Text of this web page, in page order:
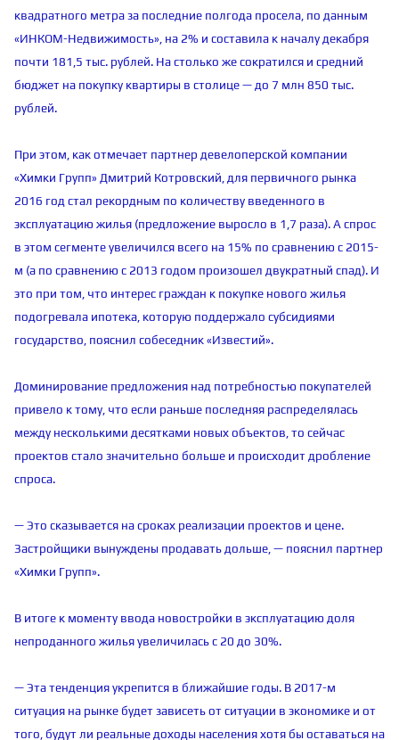
квадратного метра за последние полгода просела, по данным
«ИНКОМ-Недвижимость», на 2% и составила к началу декабря
почти 181,5 тыс. рублей. На столько же сократился и средний
бюджет на покупку квартиры в столице — до 7 млн 850 тыс.
рублей.
При этом, как отмечает партнер девелоперской компании
«Химки Групп» Дмитрий Котровский, для первичного рынка
2016 год стал рекордным по количеству введенного в
эксплуатацию жилья (предложение выросло в 1,7 раза). А спрос
в этом сегменте увеличился всего на 15% по сравнению с 2015-
м (а по сравнению с 2013 годом произошел двукратный спад). И
это при том, что интерес граждан к покупке нового жилья
подогревала ипотека, которую поддержало субсидиями
государство, пояснил собеседник «Известий».
Доминирование предложения над потребностью покупателей
привело к тому, что если раньше последняя распределялась
между несколькими десятками новых объектов, то сейчас
проектов стало значительно больше и происходит дробление
спроса.
— Это сказывается на сроках реализации проектов и цене.
Застройщики вынуждены продавать дольше, — пояснил партнер
«Химки Групп».
В итоге к моменту ввода новостройки в эксплуатацию доля
непроданного жилья увеличилась с 20 до 30%.
— Эта тенденция укрепится в ближайшие годы. В 2017-м
ситуация на рынке будет зависеть от ситуации в экономике и от
того, будут ли реальные доходы населения хотя бы оставаться на